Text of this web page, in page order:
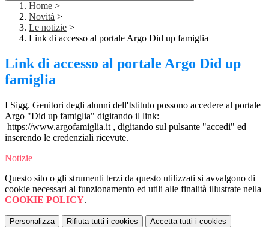
Home >
Novità >
Le notizie >
Link di accesso al portale Argo Did up famiglia
Link di accesso al portale Argo Did up
famiglia
I Sigg. Genitori degli alunni dell'Istituto possono accedere al portale
Argo "Did up famiglia" digitando il link:
https://www.argofamiglia.it , digitando sul pulsante "accedi" ed
inserendo le credenziali ricevute.
Notizie
Questo sito o gli strumenti terzi da questo utilizzati si avvalgono di
cookie necessari al funzionamento ed utili alle finalità illustrate nella
COOKIE POLICY.
Personalizza Rifiuta tutti i cookies Accetta tutti i cookies